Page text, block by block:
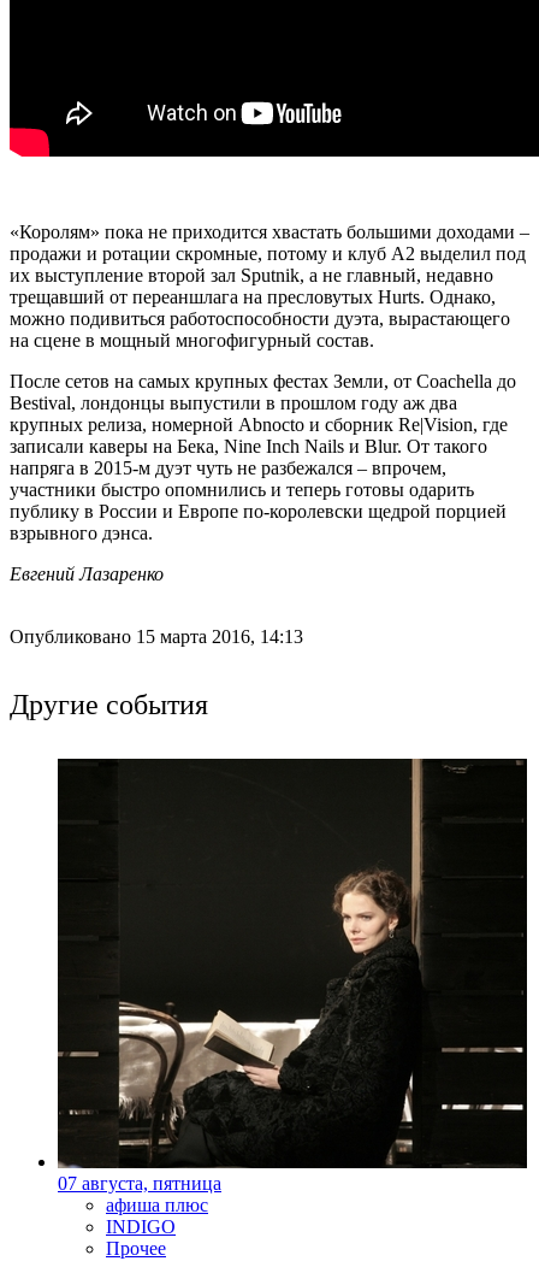
«Королям» пока не приходится хвастать большими доходами –
продажи и ротации скромные, потому и клуб А2 выделил под
их выступление второй зал Sputnik, а не главный, недавно
трещавший от переаншлага на пресловутых Hurts. Однако,
можно подивиться работоспособности дуэта, вырастающего
на сцене в мощный многофигурный состав.
После сетов на самых крупных фестах Земли, от Coachella до
Bestival, лондонцы выпустили в прошлом году аж два
крупных релиза, номерной Abnocto и сборник Re|Vision, где
записали каверы на Бека, Nine Inch Nails и Blur. От такого
напряга в 2015-м дуэт чуть не разбежался – впрочем,
участники быстро опомнились и теперь готовы одарить
публику в России и Европе по-королевски щедрой порцией
взрывного дэнса.
Евгений Лазаренко
Опубликовано 15 марта 2016, 14:13
Другие события
07 августа, пятница
афиша плюс
INDIGO
Прочее